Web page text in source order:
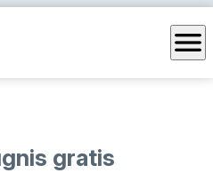
menu
gratis